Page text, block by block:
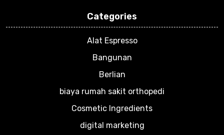
Categories
Alat Espresso
Bangunan
Berlian
biaya rumah sakit orthopedi
Cosmetic Ingredients
digital marketing